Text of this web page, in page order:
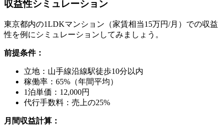
収益性シミュレーション
東京都内の1LDKマンション（家賃相当15万円/月）での収益
性を例にシミュレーションしてみましょう。
前提条件：
立地：山手線沿線駅徒歩10分以内
稼働率：65%（年間平均）
1泊単価：12,000円
代行手数料：売上の25%
月間収益計算：